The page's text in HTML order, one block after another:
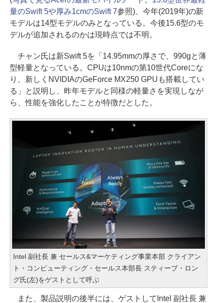
量のSwift 5や厚み1cmのSwift 7参照)、今年(2019年)の新
モデルは14型モデルのみとなっている。今後15.6型のモ
デルが追加されるのかは現時点では不明。
チャン氏は新Swift 5を「14.95mmの厚さで、990gと薄
型軽量となっている。CPUは10nmの第10世代Coreにな
り、新しくNVIDIAのGeForce MX250 GPUも搭載してい
る」と説明し、昨年モデルと同様の軽量さを実現しなが
ら、性能を強化したことが特徴だとした。
Intel 副社長 兼 セールス&マーケティング事業本部 クライアン
ト・コンピューティング・セールス本部長 スティーブ・ロン
グ氏(左)をゲストとして呼ぶ
また、製品説明の後半には、ゲストしてIntel 副社長 兼